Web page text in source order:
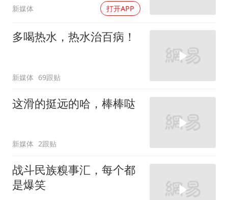
新媒体 打开APP
多喝热水，热水治百病！
新媒体 69跟贴
这滑的挺远的哈，棒棒哒
新媒体 2跟贴
战斗民族糗事汇，每个都
是爆笑